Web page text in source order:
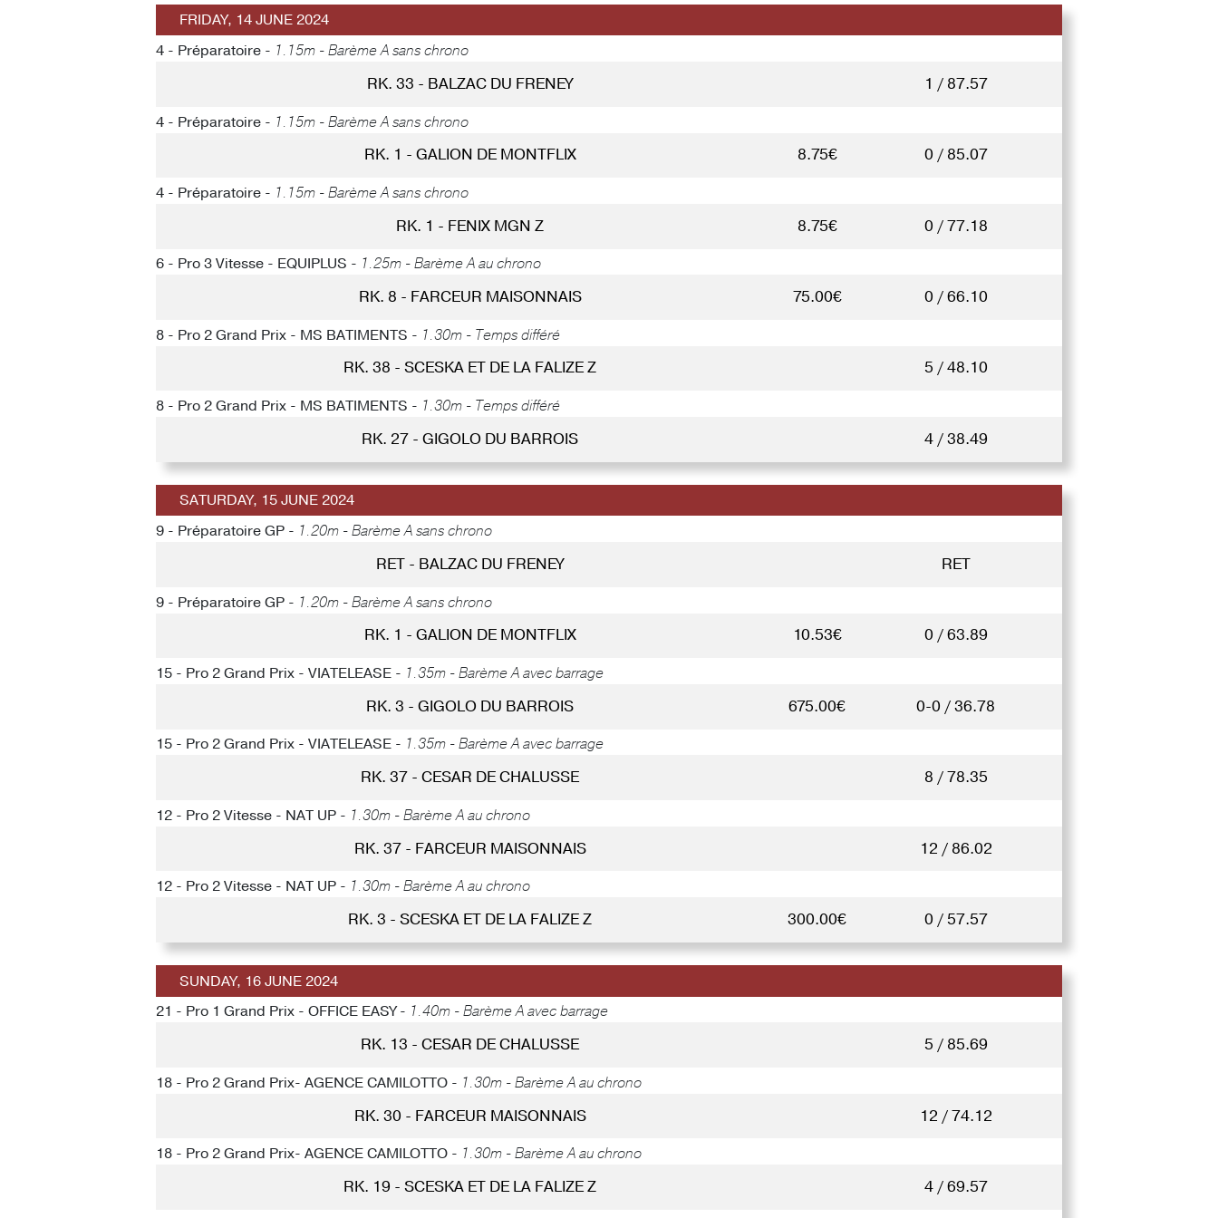
FRIDAY, 14 JUNE 2024
4 - Préparatoire - 1.15m - Barème A sans chrono
RK. 33 - BALZAC DU FRENEY 1 / 87.57
4 - Préparatoire - 1.15m - Barème A sans chrono
RK. 1 - GALION DE MONTFLIX 8.75€ 0 / 85.07
4 - Préparatoire - 1.15m - Barème A sans chrono
RK. 1 - FENIX MGN Z 8.75€ 0 / 77.18
6 - Pro 3 Vitesse - EQUIPLUS - 1.25m - Barème A au chrono
RK. 8 - FARCEUR MAISONNAIS 75.00€ 0 / 66.10
8 - Pro 2 Grand Prix - MS BATIMENTS - 1.30m - Temps différé
RK. 38 - SCESKA ET DE LA FALIZE Z 5 / 48.10
8 - Pro 2 Grand Prix - MS BATIMENTS - 1.30m - Temps différé
RK. 27 - GIGOLO DU BARROIS 4 / 38.49
SATURDAY, 15 JUNE 2024
9 - Préparatoire GP - 1.20m - Barème A sans chrono
RET - BALZAC DU FRENEY RET
9 - Préparatoire GP - 1.20m - Barème A sans chrono
RK. 1 - GALION DE MONTFLIX 10.53€ 0 / 63.89
15 - Pro 2 Grand Prix - VIATELEASE - 1.35m - Barème A avec barrage
RK. 3 - GIGOLO DU BARROIS 675.00€ 0-0 / 36.78
15 - Pro 2 Grand Prix - VIATELEASE - 1.35m - Barème A avec barrage
RK. 37 - CESAR DE CHALUSSE 8 / 78.35
12 - Pro 2 Vitesse - NAT UP - 1.30m - Barème A au chrono
RK. 37 - FARCEUR MAISONNAIS 12 / 86.02
12 - Pro 2 Vitesse - NAT UP - 1.30m - Barème A au chrono
RK. 3 - SCESKA ET DE LA FALIZE Z 300.00€ 0 / 57.57
SUNDAY, 16 JUNE 2024
21 - Pro 1 Grand Prix - OFFICE EASY - 1.40m - Barème A avec barrage
RK. 13 - CESAR DE CHALUSSE 5 / 85.69
18 - Pro 2 Grand Prix- AGENCE CAMILOTTO - 1.30m - Barème A au chrono
RK. 30 - FARCEUR MAISONNAIS 12 / 74.12
18 - Pro 2 Grand Prix- AGENCE CAMILOTTO - 1.30m - Barème A au chrono
RK. 19 - SCESKA ET DE LA FALIZE Z 4 / 69.57